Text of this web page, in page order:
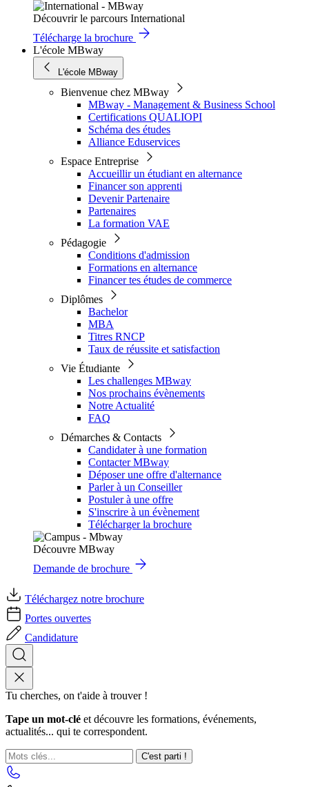
Découvrir le parcours International
Télécharge la brochure
L'école MBway
L'école MBway
Bienvenue chez MBway
MBway - Management & Business School
Certifications QUALIOPI
Schéma des études
Alliance Eduservices
Espace Entreprise
Accueillir un étudiant en alternance
Financer son apprenti
Devenir Partenaire
Partenaires
La formation VAE
Pédagogie
Conditions d'admission
Formations en alternance
Financer tes études de commerce
Diplômes
Bachelor
MBA
Titres RNCP
Taux de réussite et satisfaction
Vie Étudiante
Les challenges MBway
Nos prochains évènements
Notre Actualité
FAQ
Démarches & Contacts
Candidater à une formation
Contacter MBway
Déposer une offre d'alternance
Parler à un Conseiller
Postuler à une offre
S'inscrire à un évènement
Télécharger la brochure
Découvre MBway
Demande de brochure
Téléchargez notre brochure
Portes ouvertes
Candidature
Tu cherches, on t'aide à trouver !
Tape un mot-clé et découvre les formations, événements,
actualités... qui te correspondent.
C'est parti !